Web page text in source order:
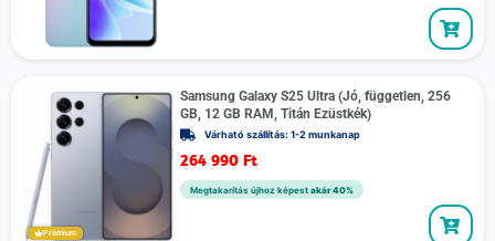
Prémium
Samsung Galaxy S25 Ultra (Jó, független, 256
GB, 12 GB RAM, Titán Ezüstkék)
Várható szállítás: 1-2 munkanap
264 990 Ft
Megtakarítás újhoz képest akár 40%